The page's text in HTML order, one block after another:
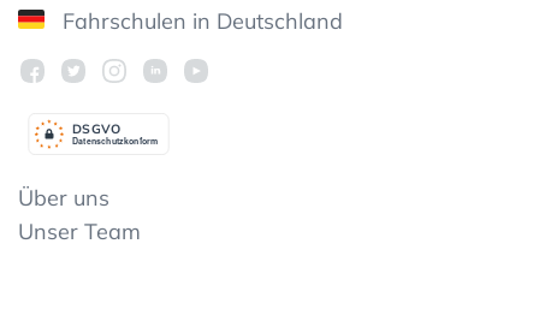
Fahrschulen in Deutschland
Datenschutzkonform
DSGVO
Über uns
Unser Team